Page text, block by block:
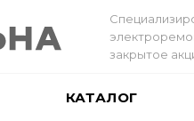
закрытое
КАТАЛОГ